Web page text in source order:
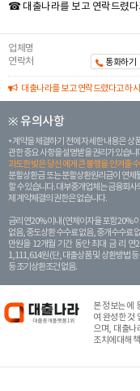
☎ 대출나라를 보고 연락드렸다
업체명
연락처
통화하기
대출나라를 보고 연락드렸다고 하
※ 유의사항
계약을 체결하기 전에 자세한 내용은 상
관한 중요 사항을 설명받을 권리가 있습
과도한 빚은 당신 에게 큰 불행을 안겨줄
분할상환금 또는 분할상환원리금이 연
할 수 있습니다. 대부중개업체는 금융회
제 계약체결의 권한은 없습니다.
금리 연20% 이내 (연체이자율 포함 20%
없음, 중도상환 수수료 없음, 중개수수료
만원을 12개월 기간 동안 최대 금 리 연
1,111,614원 (단, 대출상품 및 상환방법
등 조기상환조건 없음.
본 정보는에
여 완성한 것
으며, 대출나
조치에대해